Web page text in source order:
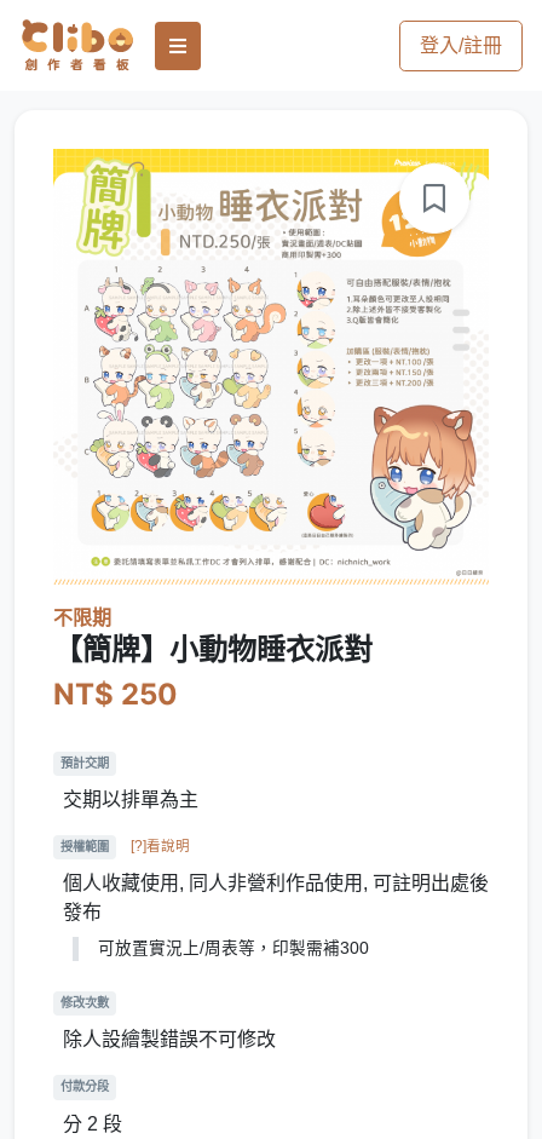
登入/註冊
不限期
【簡牌】小動物睡衣派對
NT$ 250
預計交期
交期以排單為主
授權範圍 [?]看說明
個人收藏使用, 同人非營利作品使用, 可註明出處後
發布
可放置實況上/周表等，印製需補300
修改次數
除人設繪製錯誤不可修改
付款分段
分 2 段